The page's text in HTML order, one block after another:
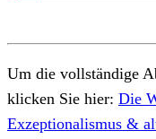
Um die vollständige
klicken Sie hier: Die
Exzeptionalismus &